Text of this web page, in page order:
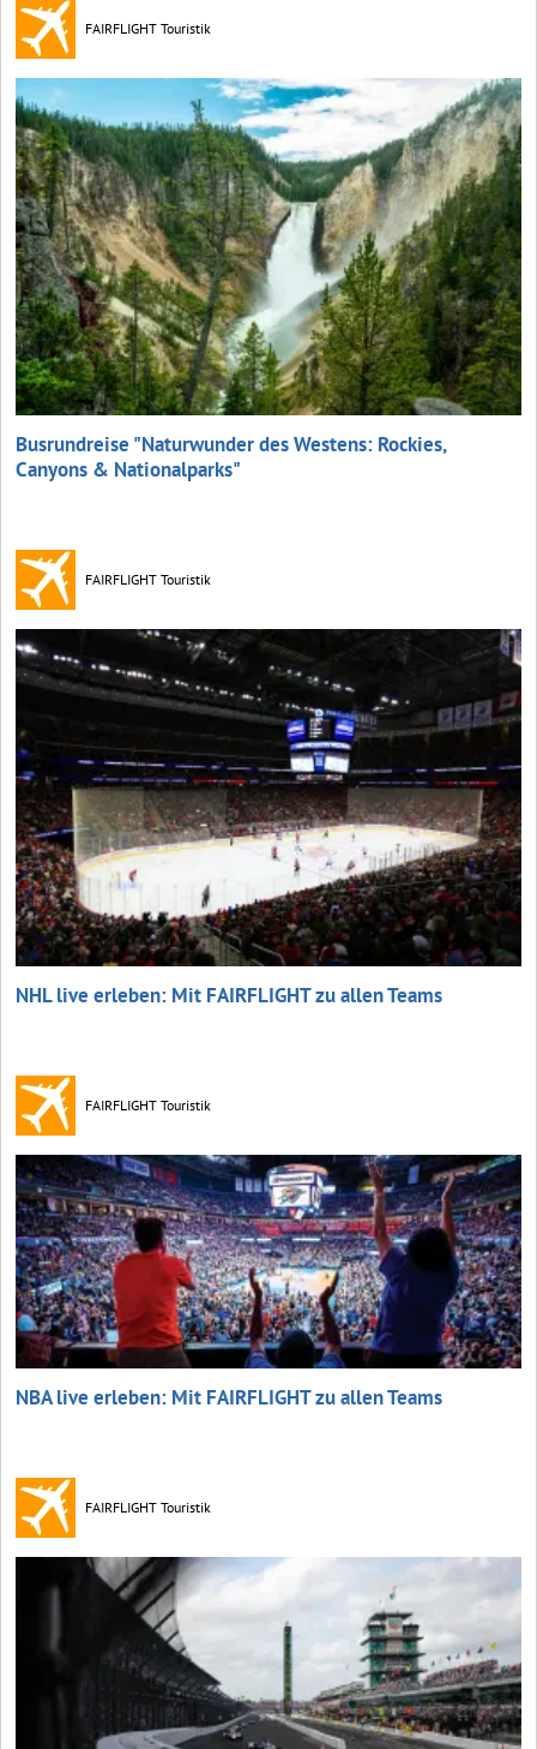
FAIRFLIGHT Touristik
Busrundreise "Naturwunder des Westens: Rockies,
Canyons & Nationalparks"
FAIRFLIGHT Touristik
NHL live erleben: Mit FAIRFLIGHT zu allen Teams
FAIRFLIGHT Touristik
NBA live erleben: Mit FAIRFLIGHT zu allen Teams
FAIRFLIGHT Touristik